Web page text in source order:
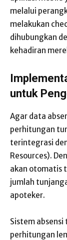
melalui
melakukan
dihubungkan
kehadiran
untuk
Agar data
perhitungan
terintegrasi
Resources).
akan otomatis
jumlah
apoteker.
Sistem
perhitungan